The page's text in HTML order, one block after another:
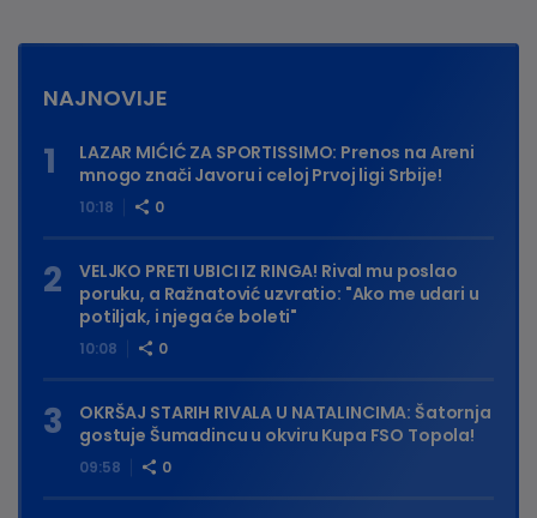
NAJNOVIJE
10:18 0
LAZAR MIĆIĆ ZA SPORTISSIMO: Prenos na Areni
mnogo znači Javoru i celoj Prvoj ligi Srbije!
10:08 0
VELJKO PRETI UBICI IZ RINGA! Rival mu poslao
poruku, a Ražnatović uzvratio: "Ako me udari u
potiljak, i njega će boleti"
09:58 0
OKRŠAJ STARIH RIVALA U NATALINCIMA: Šatornja
gostuje Šumadincu u okviru Kupa FSO Topola!